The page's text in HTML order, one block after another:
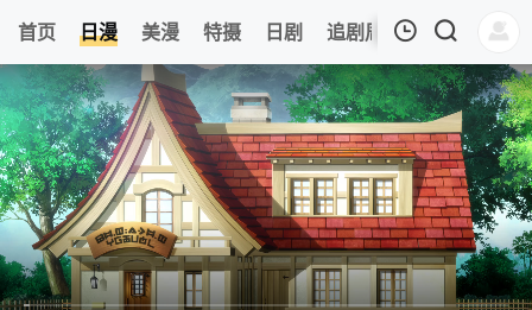
首页 日漫 美漫 特摄 日剧 追剧周表 今日更新
我的观影记录
暂无观看影片的记录